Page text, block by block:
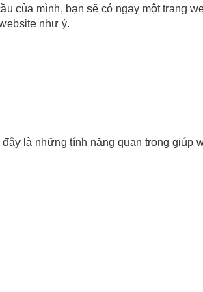
của mình, bạn sẽ có ngay một trang
như ý.
là những tính năng quan trọng giúp